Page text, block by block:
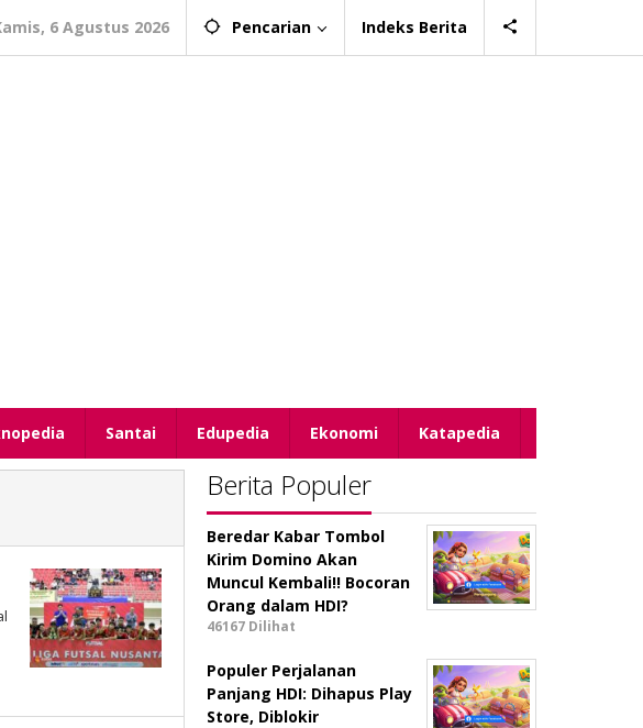
6 Agustus 2026 Pencarian Indeks Berita
Santai Edupedia Ekonomi Katapedia
Berita Populer
Beredar Kabar Tombol
Kirim Domino Akan
Muncul Kembali!! Bocoran
Orang dalam HDI?
46167 Dilihat
Populer Perjalanan
Panjang HDI: Dihapus Play
Store, Diblokir